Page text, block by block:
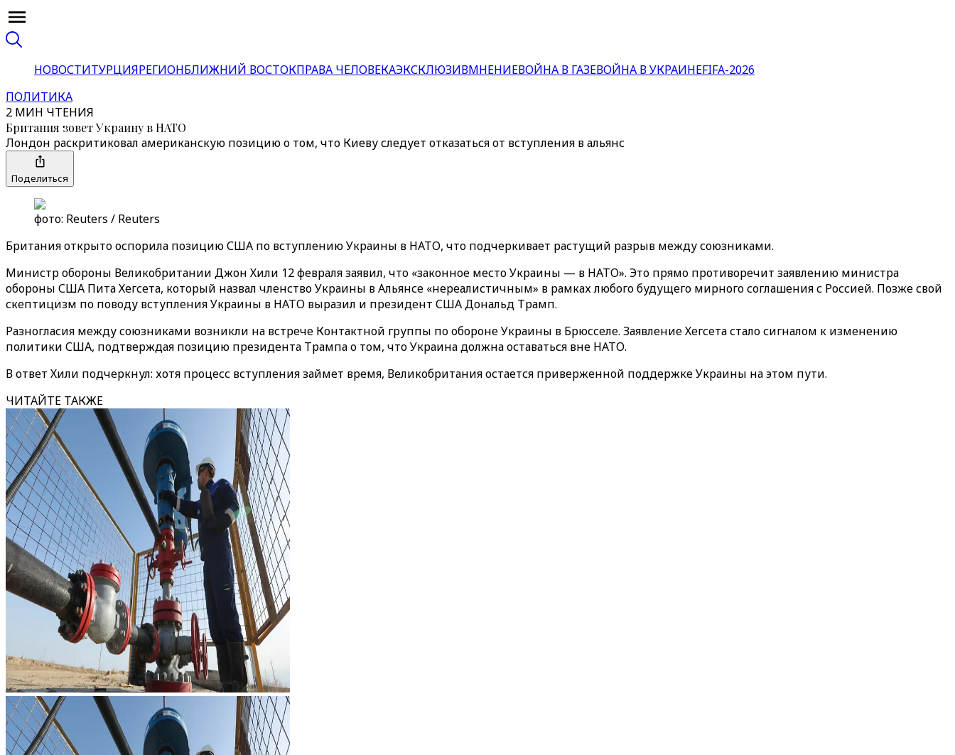
НОВОСТИТУРЦИЯРЕГИОНБЛИЖНИЙ ВОСТОКПРАВА ЧЕЛОВЕКАЭКСКЛЮЗИВМНЕНИЕВОЙНА В ГАЗЕВОЙНА В УКРАИНЕFIFA-2026
ПОЛИТИКА
2 МИН ЧТЕНИЯ
Британия зовет Украину в НАТО
Лондон раскритиковал американскую позицию о том, что Киеву следует отказаться от вступления в альянс
Поделиться
фото: Reuters / Reuters
Британия открыто оспорила позицию США по вступлению Украины в НАТО, что подчеркивает растущий разрыв между союзниками.
Министр обороны Великобритании Джон Хили 12 февраля заявил, что «законное место Украины — в НАТО». Это прямо противоречит заявлению министра
обороны США Пита Хегсета, который назвал членство Украины в Альянсе «нереалистичным» в рамках любого будущего мирного соглашения с Россией. Позже свой
скептицизм по поводу вступления Украины в НАТО выразил и президент США Дональд Трамп.
Разногласия между союзниками возникли на встрече Контактной группы по обороне Украины в Брюсселе. Заявление Хегсета стало сигналом к изменению
политики США, подтверждая позицию президента Трампа о том, что Украина должна оставаться вне НАТО.
В ответ Хили подчеркнул: хотя процесс вступления займет время, Великобритания остается приверженной поддержке Украины на этом пути.
ЧИТАЙТЕ ТАКЖЕ